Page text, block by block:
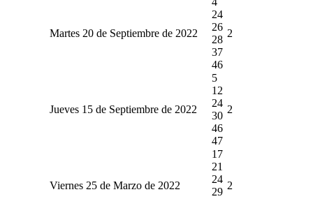
Martes 20 de Septiembre de 2022
24
26
28
37
46
2
Jueves 15 de Septiembre de 2022
5
12
24
30
46
47
2
Viernes 25 de Marzo de 2022
17
21
24
29
2